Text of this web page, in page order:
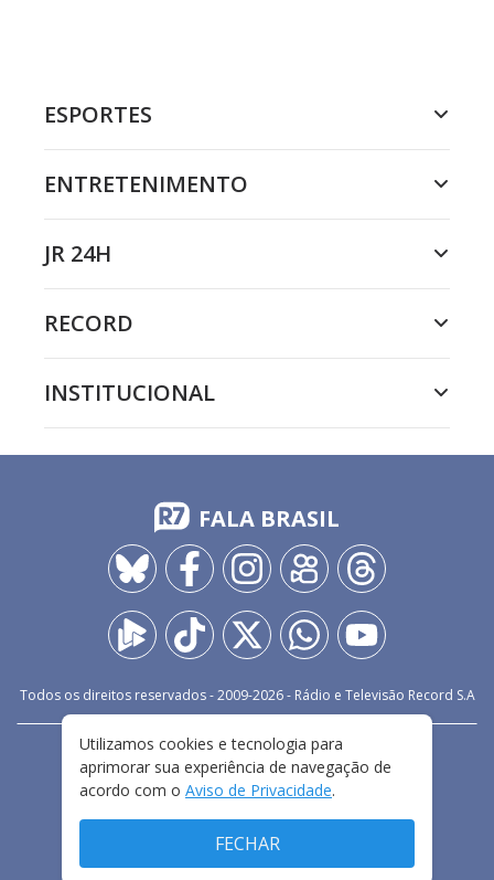
ESPORTES
ENTRETENIMENTO
JR 24H
RECORD
INSTITUCIONAL
FALA BRASIL
Todos os direitos reservados - 2009-2026- Rádio e Televisão Record S.A
FALE CONOSCO
PRIVACIDADE
TERMOS E CONDIÇÕES DE USO
Utilizamos cookies e tecnologia para
aprimorar sua experiência de navegação de
acordo com o Aviso de Privacidade.
FECHAR